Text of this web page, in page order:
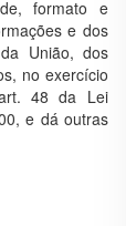
formato e
e dos
União, dos
no exercício
48 da Lei
e dá outras